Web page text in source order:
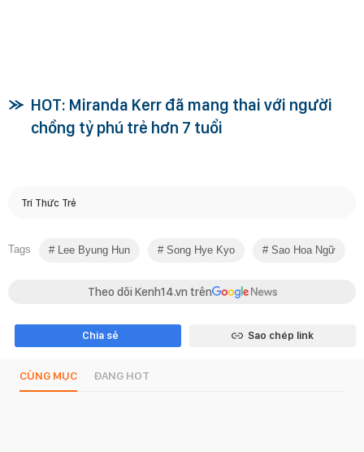
HOT: Miranda Kerr đã mang thai với người
chồng tỷ phú trẻ hơn 7 tuổi
Trí Thức Trẻ
Tags Lee Byung Hun Song Hye Kyo Sao Hoa Ngữ
Theo dõi Kenh14.vn trên
Chia sẻ Sao chép link
CÙNG MỤC ĐANG HOT